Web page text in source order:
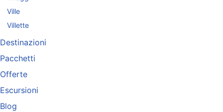
Ville
Villette
Destinazioni
Pacchetti
Offerte
Escursioni
Blog